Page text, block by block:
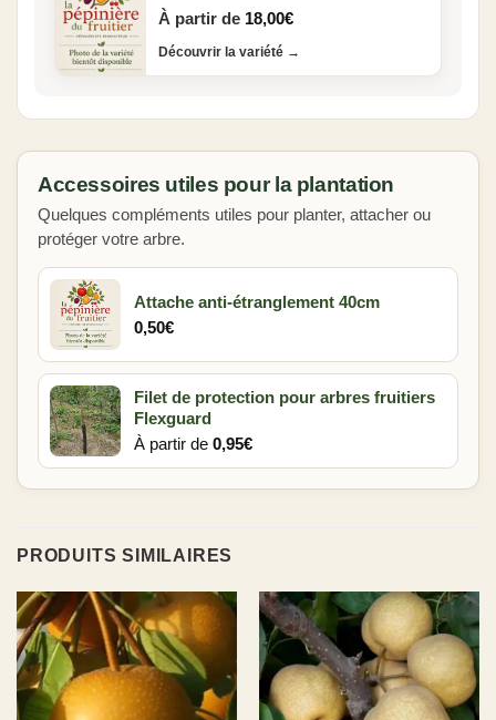
À partir de 18,00€
Découvrir la variété →
Accessoires utiles pour la plantation
Quelques compléments utiles pour planter, attacher ou
protéger votre arbre.
Attache anti-étranglement 40cm
0,50€
Filet de protection pour arbres fruitiers
Flexguard
À partir de 0,95€
PRODUITS SIMILAIRES